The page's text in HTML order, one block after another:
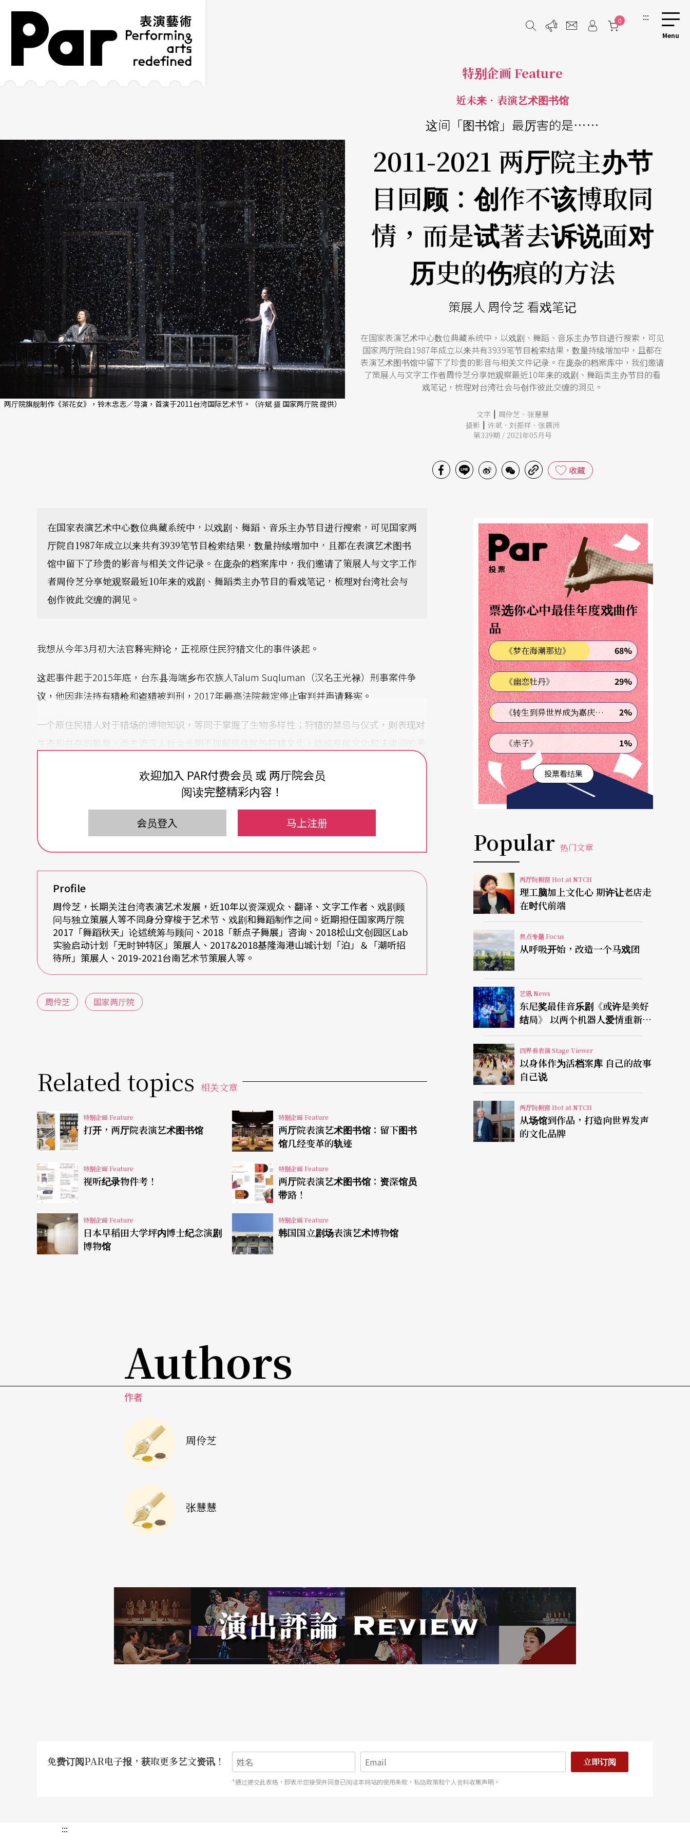
跳到主要内容区块
网站导览
0 :::
两厅院旗舰制作《茶花女》，铃木忠志／导演，首演于2011台湾国际艺术节。（许斌 摄 国家两厅院 提供）
特别企画 Feature
近未来．表演艺术图书馆
这间「图书馆」最厉害的是……
2011-2021 两厅院主办节
目回顾：创作不该博取同
情，而是试著去诉说面对
历史的伤痕的方法
策展人 周伶芝 看戏笔记
在国家表演艺术中心数位典藏系统中，以戏剧、舞蹈、音乐主办节目进行搜索，可见
国家两厅院自1987年成立以来共有3939笔节目检索结果，数量持续增加中，且都在
表演艺术图书馆中留下了珍贵的影音与相关文件记录。在庞杂的档案库中，我们邀请
了策展人与文字工作者周伶芝分享她观察最近10年来的戏剧、舞蹈类主办节目的看
戏笔记，梳理对台湾社会与创作彼此交缠的洞见。
文字 | 周伶芝 、 张慧慧
摄影 | 许斌、 刘振祥、 张震洲
第339期 / 2021年05月号
收藏
在国家表演艺术中心数位典藏系统中，以戏剧、舞蹈、音乐主办节目进行搜索，可见国家两
厅院自1987年成立以来共有3939笔节目检索结果，数量持续增加中，且都在表演艺术图书
馆中留下了珍贵的影音与相关文件记录。在庞杂的档案库中，我们邀请了策展人与文字工作
者周伶芝分享她观察最近10年来的戏剧、舞蹈类主办节目的看戏笔记，梳理对台湾社会与
创作彼此交缠的洞见。
我想从今年3月初大法官释宪辩论，正视原住民狩猎文化的事件谈起。
这起事件起于2015年底，台东县海端乡布农族人Talum Suqluman（汉名王光禄）刑事案件争
议，他因非法持有猎枪和盗猎被判刑，2017年最高法院裁定停止审判并声请释宪。
一个原住民猎人对于猎场的博物知识，等同于掌握了生物多样性；狩猎的禁忌与仪式，则表现对
生态和共存的敬意。而主流汉人社会长期不理解原住民的狩猎文化，造成原民文化和法律间的矛
回到表演艺术来看，现阶段可观察到创作者反应议题的能力跟社群媒体的操作有关，议题容易跟
著政策走，比如多元成家、转型正义⋯⋯这是太阳花学运以来持续至今的状态。创作者对议题的
反应能力很快，但尚未发展出持续追踪结构的深度，也还未能探索如同王光禄事件、花莲亚泥矿
场、土地生态流失、气候变迁等在「人类世」情境下彼此相干，属于台湾南岛文化生态面、复杂
跳脱单一观点，用身体诠释历史
关于历史伤痕、转型正义的处理，2013年的两厅院世界之窗「非常比利时」系列中《沉没的红》
《伊莎贝拉的房间》，让我印象深刻。
《沉没的红》是独角戏，描述主角童年时于二战期间，在印尼日军女子战俘营的经验，以「记忆
的一生，将欧洲的历史浓缩进一个房间，让身体与物件产生新的连结，物件本身是历史，当身体
社群世代的议题取向，媒体语言操练的危险
我想进一步谈谈「媒体语言」与「文学语言」的差异。
近年，我们可以清楚看见议题取向如何左右创作趋势，这与学运、无差别杀人等事件后，网路社
群日常化的现象有关，剧场新世代培养出对议题即时反应的能力，包含多媒体的运用，趋向纪录
剧场、参与剧场的形式，可见社群媒体对其使用的语言与创作的影响，讨论议题的方式处于非深
度辩论的状态，这是「媒体语言」，快速取得情绪的素描、身分政治的认同，却让剧场「文学语
言」的诗意、辩证关系消失了。
值得一提的是，学运期间，有《聊斋─聊什么哉？！》（2014）用掌中戏迷人的叙事，谈传统艺
术的困境，恰如其分地表达聊斋中的鬼魅与神秘。吴朋奉是说书人，将现实中学运的无助和虚无
在这样的脉络中，我们处理生态、土地的问题多半是政治导向，忽视了土地中层层叠叠的历史关
系。目前，台湾表演艺术创作者有处理无差别杀人、学运、都更、白色恐怖的作品，但几乎无法
处理远离都市的边缘地带，但这些边缘地带其实影响台湾社会的整体结构，比如亚泥就涉及了都
从这个角度来看，所以我会想特别提出原住民传统领域、狩猎权事件——我们要承认，现有的部
落都是在模糊、断裂的记忆中被重建的。若在剧场中，有多种文明身体的时刻，是否有另外一种
的文明身体是我们所未能见到的？对我来说，TAI身体剧场
品的编创与空间概念，读到原住民如何面对这种全球化推挤边缘地带的断裂感，但他们不是修
补，而是把伤口拨开来，让观者看见。
欢迎加入 PAR付费会员 或 两厅院会员
阅读完整精彩内容！
会员登入 马上注册
Profile
周伶芝，长期关注台湾表演艺术发展，近10年以资深观众、翻译、文字工作者、戏剧顾
问与独立策展人等不同身分穿梭于艺术节、戏剧和舞蹈制作之间。近期担任国家两厅院
2017「舞蹈秋天」论述统筹与顾问、2018「新点子舞展」咨询、2018松山文创园区Lab
实验启动计划「无时钟特区」策展人、2017&2018基隆海港山城计划「泊」＆「潮听招
待所」策展人、2019-2021台南艺术节策展人等。
周伶芝 国家两厅院
Related topics 相关文章
特别企画 Feature
打开，两厅院表演艺术图书馆
特别企画 Feature
两厅院表演艺术图书馆：留下图书
馆几经变革的轨迹
特别企画 Feature
视听纪录物件考！
特别企画 Feature
两厅院表演艺术图书馆：资深馆员
带路！
特别企画 Feature
日本早稻田大学坪内博士纪念演剧
博物馆
特别企画 Feature
韩国国立剧场表演艺术博物馆
投票
票选你心中最佳年度戏曲作
品
《梦在海潮那边》 68%
《幽恋牡丹》 29%
《转生到异世界成为嘉庆君—发现我的祖先是诈骗集团!?》 2%
《赤子》 1%
投票看结果
Popular 热门文章
两厅院橱窗 Hot at NTCH
理工脑加上文化心 期许让老店走
在时代前端
焦点专题 Focus
从呼吸开始，改造一个马戏团
艺讯 News
东尼奖最佳音乐剧《或许是美好
结局》 以两个机器人爱情重新凝
视有限人生
四界看表演 Stage Viewer
以身体作为活档案库 自己的故事
自己说
两厅院橱窗 Hot at NTCH
从场馆到作品，打造向世界发声
的文化品牌
Authors
作者
周伶芝
张慧慧
免费订阅PAR电子报，获取更多艺文资讯！ 立即订阅
*通过递交此表格，即表示您接受并同意已阅读本网站的使用条款，私隐政策和个人资料收集声明。
:::